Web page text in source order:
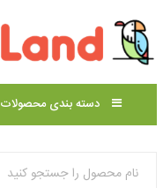
دسته بندی محصولات